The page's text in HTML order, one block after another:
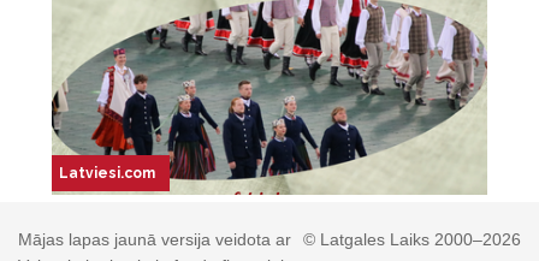
© Latgales Laiks 2000–2026
Mājas lapas jaunā versija veidota ar